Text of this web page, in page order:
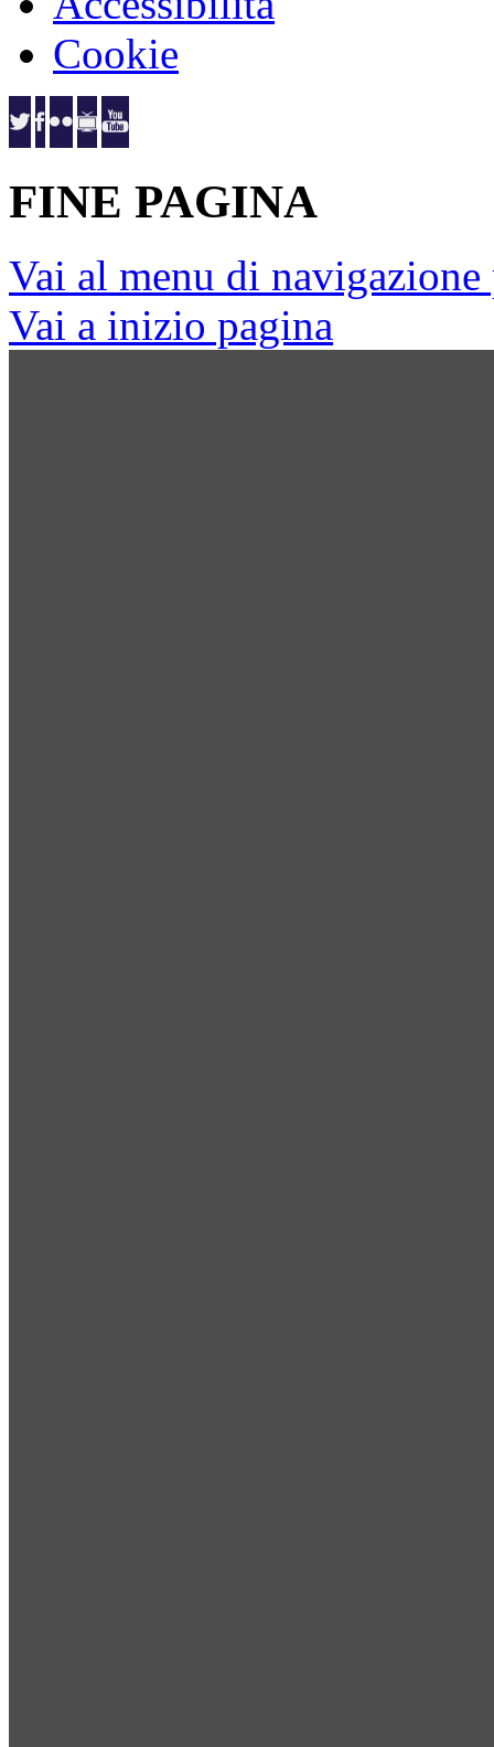
Cookie
FINE PAGINA
Vai al menu di
Vai a inizio pagina